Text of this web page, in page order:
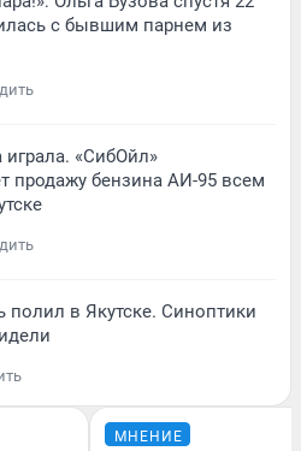
с бывшим парнем из
«СибОйл»
продажу бензина АИ-95 всем
в Якутске. Синоптики
МНЕНИЕ